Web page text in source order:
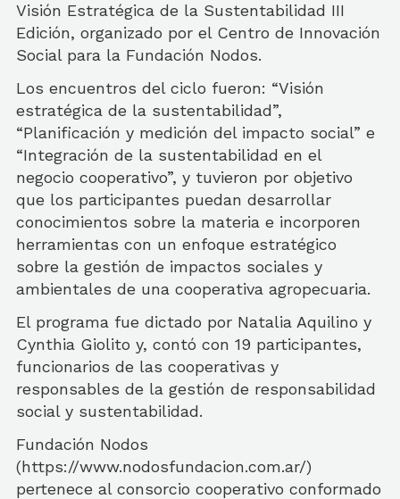
Visión Estratégica de la Sustentabilidad III
Edición, organizado por el Centro de Innovación
Social para la Fundación Nodos.
Los encuentros del ciclo fueron: “Visión
estratégica de la sustentabilidad”,
“Planificación y medición del impacto social” e
“Integración de la sustentabilidad en el
negocio cooperativo”, y tuvieron por objetivo
que los participantes puedan desarrollar
conocimientos sobre la materia e incorporen
herramientas con un enfoque estratégico
sobre la gestión de impactos sociales y
ambientales de una cooperativa agropecuaria.
El programa fue dictado por Natalia Aquilino y
Cynthia Giolito y, contó con 19 participantes,
funcionarios de las cooperativas y
responsables de la gestión de responsabilidad
social y sustentabilidad.
Fundación Nodos
(https://www.nodosfundacion.com.ar/)
pertenece al consorcio cooperativo conformado